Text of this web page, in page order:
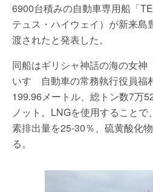
6900台積みの自動車専用船「
テュス・ハイウェイ）が新来島
渡されたと発表した。
同船はギリシャ神話の海の女神
いすゞ自動車の常務執行役員福
199.96メートル、総トン数7万
ノット。LNGを使用すること
素排出量を25-30％、硫黄酸化
る。